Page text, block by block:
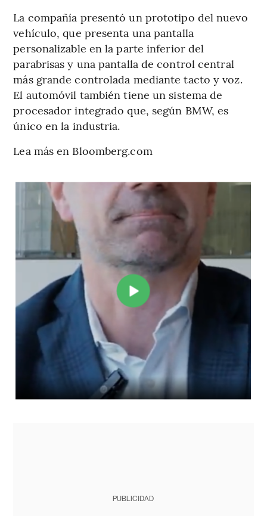
La compañía presentó un prototipo del nuevo
vehículo, que presenta una pantalla
personalizable en la parte inferior del
parabrisas y una pantalla de control central
más grande controlada mediante tacto y voz.
El automóvil también tiene un sistema de
procesador integrado que, según BMW, es
único en la industria.
Lea más en Bloomberg.com
PUBLICIDAD